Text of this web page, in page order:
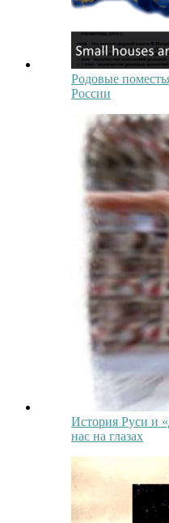
Родовые
России
История Руси и
нас на глазах